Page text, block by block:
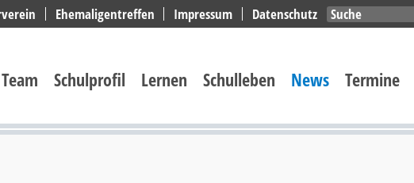
Navigation
Ehemaligentreffen Impressum Datenschutz
Team Schulprofil Lernen Schulleben News Termine